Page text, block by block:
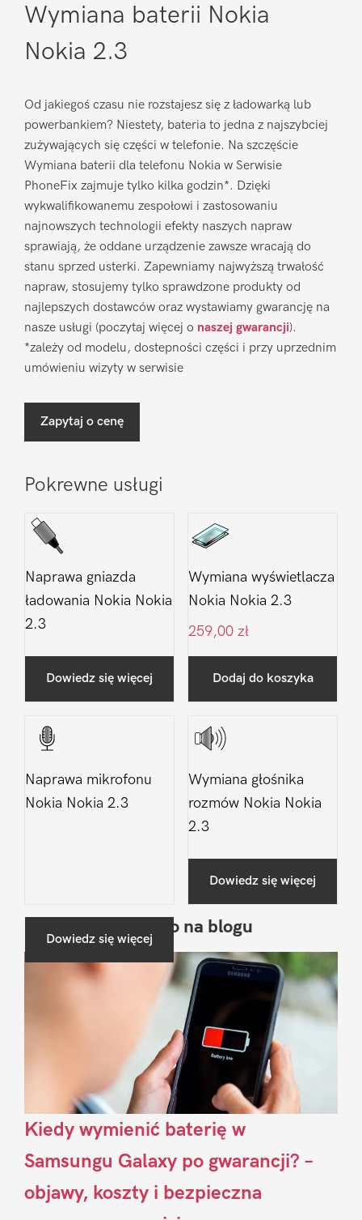
Wymiana baterii Nokia
Nokia 2.3
Od jakiegoś czasu nie rozstajesz się z ładowarką lub
powerbankiem? Niestety, bateria to jedna z najszybciej
zużywających się części w telefonie. Na szczęście
Wymiana baterii dla telefonu Nokia w Serwisie
PhoneFix zajmuje tylko kilka godzin*. Dzięki
wykwalifikowanemu zespołowi i zastosowaniu
najnowszych technologii efekty naszych napraw
sprawiają, że oddane urządzenie zawsze wracają do
stanu sprzed usterki. Zapewniamy najwyższą trwałość
napraw, stosujemy tylko sprawdzone produkty od
najlepszych dostawców oraz wystawiamy gwarancję na
nasze usługi (poczytaj więcej o naszej gwarancji).
*zależy od modelu, dostepności części i przy uprzednim
umówieniu wizyty w serwisie
Zapytaj o cenę
Pokrewne usługi
Naprawa gniazda
ładowania Nokia Nokia
2.3
Dowiedz się więcej
Wymiana wyświetlacza
Nokia Nokia 2.3
259,00 zł
Dodaj do koszyka
Naprawa mikrofonu
Nokia Nokia 2.3
Dowiedz się więcej
Wymiana głośnika
rozmów Nokia Nokia
2.3
Dowiedz się więcej
Pierwszy
Sidebar
Ostatnio na blogu
Kiedy wymienić baterię w
Samsungu Galaxy po gwarancji? –
objawy, koszty i bezpieczna